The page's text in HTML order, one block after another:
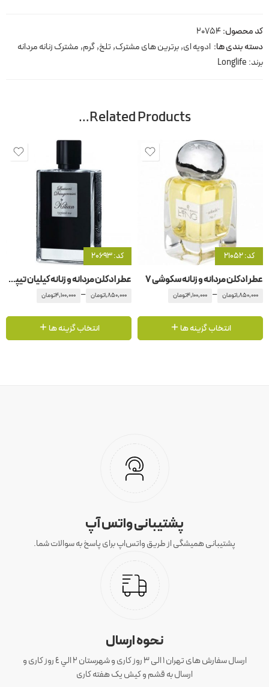
کد محصول:20754
دسته بندی ها: ادویه ای,برترین های مشترک, تلخ,گرم, مشترک زنانه مردانه
برند: Longlife
Related Products…
کد: 21052
عطر ادکلن مردانه و زنانه سکوشی 7
1,850,000تومان –
4,100,000تومان
انتخاب گزینه ها
کد: 20693
عطر ادکلن مردانه و زنانه کیلیان تیپیکال می
1,850,000تومان –
4,100,000تومان
انتخاب گزینه ها
پشتیبانی واتس آپ
پشتیبانی همیشگی از طریق واتس‌اپ برای پاسخ به سوالات شما.
نحوه ارسال
ارسال سفارش های تهران 1 الی 3 روز کاری و شهرستان ٢ الي ٤ روز کاری و
ارسال به قشم و کیش یک هفته کاری